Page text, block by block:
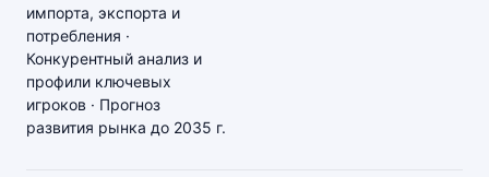
импорта, экспорта и
потребления ·
Конкурентный анализ и
профили ключевых
игроков · Прогноз
развития рынка до 2035 г.